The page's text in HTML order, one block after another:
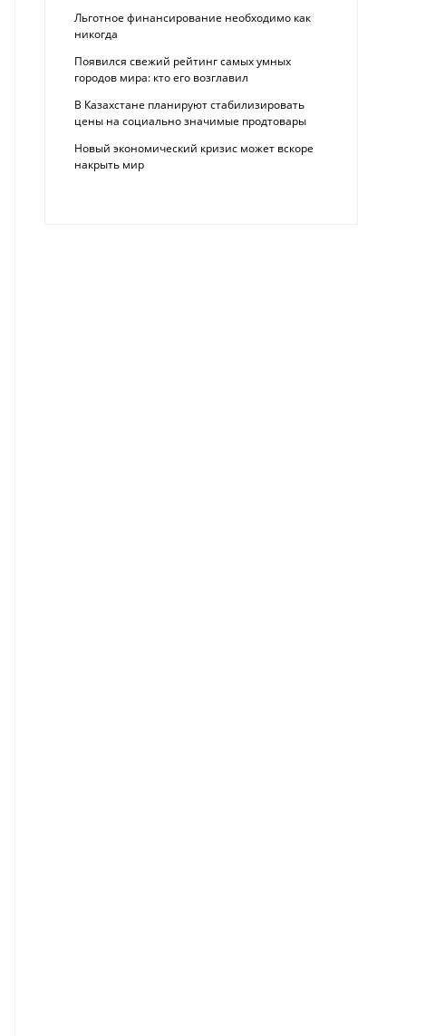
Льготное финансирование необходимо как
никогда
Появился свежий рейтинг самых умных
городов мира: кто его возглавил
В Казахстане планируют стабилизировать
цены на социально значимые продтовары
Новый экономический кризис может вскоре
накрыть мир